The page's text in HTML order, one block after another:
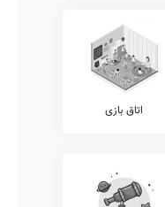
گاج، مرآت، و... را قبل از
ثبت نام و امکانات آن می
دانش آموزان کلیه مناطق
به ویژه اهالی محترم پیشوا
محیط و ساختمان دبستان
به پایان می بریم:
اتاق بازی